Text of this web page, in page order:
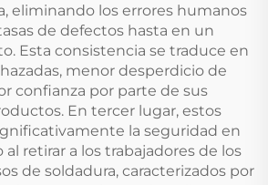
eliminando los errores humanos
de defectos hasta en un
Esta consistencia se traduce en
menor desperdicio de
confianza por parte de sus
En tercer lugar, estos
la seguridad en
retirar a los trabajadores de los
de soldadura, caracterizados por